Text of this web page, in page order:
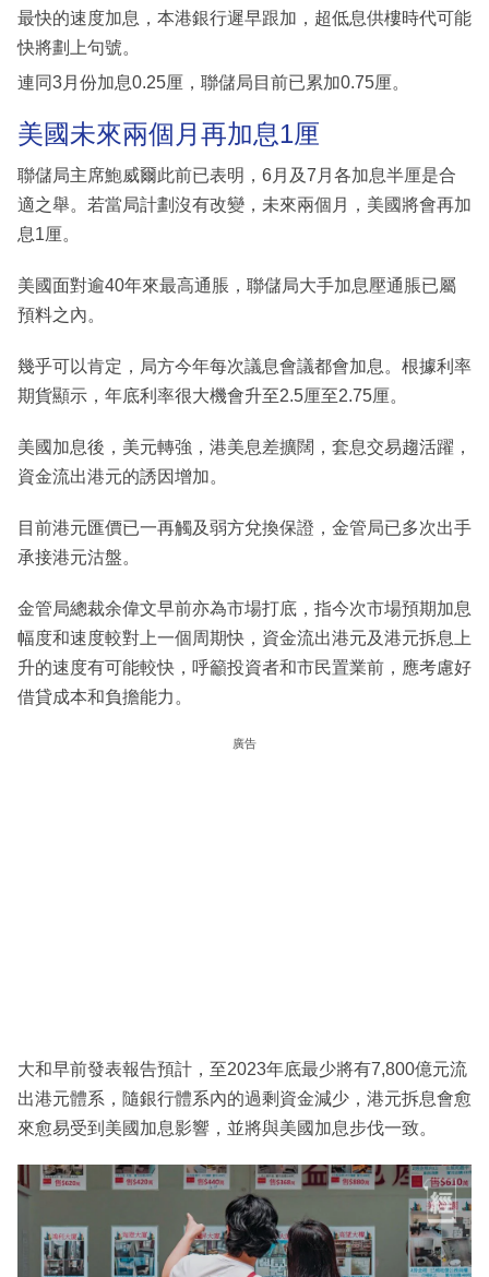
最快的速度加息，本港銀行遲早跟加，超低息供樓時代可能
快將劃上句號。
連同3月份加息0.25厘，聯儲局目前已累加0.75厘。
美國未來兩個月再加息1厘
聯儲局主席鮑威爾此前已表明，6月及7月各加息半厘是合
適之舉。若當局計劃沒有改變，未來兩個月，美國將會再加
息1厘。
美國面對逾40年來最高通脹，聯儲局大手加息壓通脹已屬
預料之內。
幾乎可以肯定，局方今年每次議息會議都會加息。根據利率
期貨顯示，年底利率很大機會升至2.5厘至2.75厘。
美國加息後，美元轉強，港美息差擴闊，套息交易趨活躍，
資金流出港元的誘因增加。
目前港元匯價已一再觸及弱方兌換保證，金管局已多次出手
承接港元沽盤。
金管局總裁余偉文早前亦為市場打底，指今次市場預期加息
幅度和速度較對上一個周期快，資金流出港元及港元拆息上
升的速度有可能較快，呼籲投資者和市民置業前，應考慮好
借貸成本和負擔能力。
廣告
大和早前發表報告預計，至2023年底最少將有7,800億元流
出港元體系，隨銀行體系內的過剩資金減少，港元拆息會愈
來愈易受到美國加息影響，並將與美國加息步伐一致。